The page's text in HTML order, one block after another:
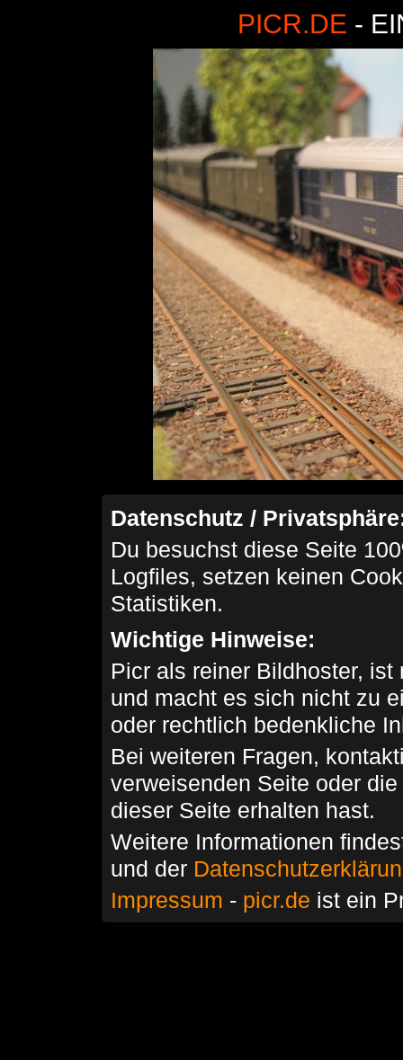
PICR.DE -
Datenschutz /
Du besuchst diese Seite
Logfiles, setzen keinen
Statistiken.
Wichtige Hinweise:
Picr als reiner Bildhoster,
und macht es sich nicht zu
oder rechtlich bedenkliche
Bei weiteren Fragen,
verweisenden Seite oder
dieser Seite erhalten hast.
Weitere Informationen
und der
Impressum - picr.de ist ein